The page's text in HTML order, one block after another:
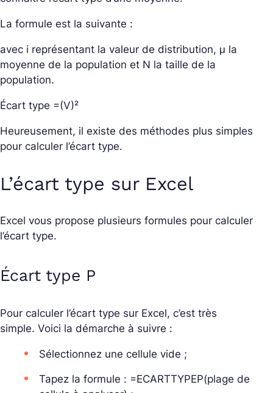
La formule est la suivante :
avec i représentant la valeur de distribution, μ la
moyenne de la population et N la taille de la
population.
Écart type =(V)²
Heureusement, il existe des méthodes plus simples
pour calculer l’écart type.
L’écart type sur Excel
Excel vous propose plusieurs formules pour calculer
l’écart type.
Écart type P
Pour calculer l’écart type sur Excel, c’est très
simple. Voici la démarche à suivre :
Sélectionnez une cellule vide ;
Tapez la formule : =ECARTTYPEP(plage de